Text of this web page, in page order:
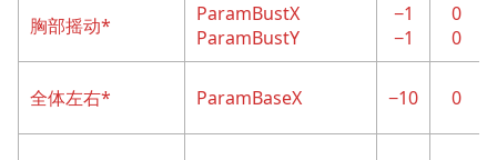
胸部摇动*
ParamBustX
ParamBustY
−1
−1
0
0
全体左右* ParamBaseX −10 0